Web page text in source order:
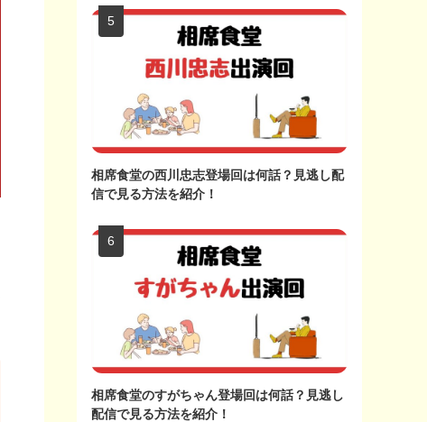
相席食堂の西川忠志登場回は何話？見逃し配
信で見る方法を紹介！
相席食堂のすがちゃん登場回は何話？見逃し
配信で見る方法を紹介！